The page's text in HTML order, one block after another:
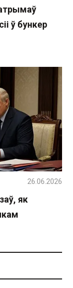
ў бункер
як
26.06.2026